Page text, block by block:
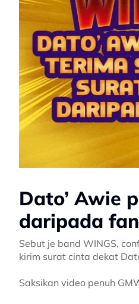
Dato’ Awie
daripada
Sebut je band WINGS,
Saksikan video penuh